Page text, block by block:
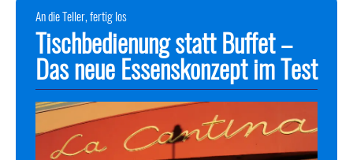
An die Teller, fertig los
Tischbedienung statt Buffet –
Das neue Essenskonzept im Test